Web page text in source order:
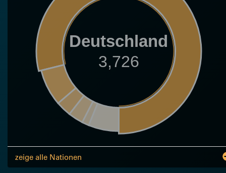
Deutschland
3,726
zeige alle Nationen